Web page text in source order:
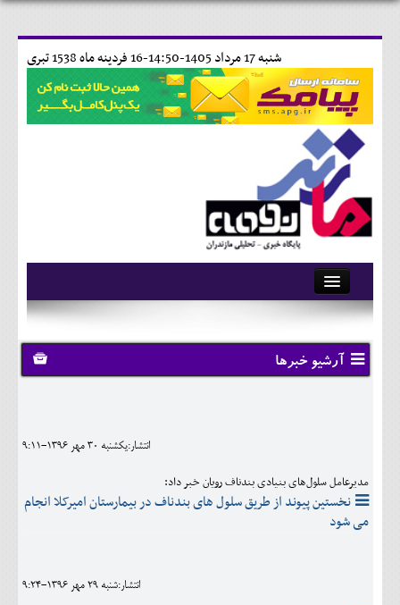
16 فردينه ماه 1538 تبری شنبه 17 مرداد 1405-14:50-
آرشیو
تماس با ما
وبلاگ
کلینیک
حقوقی
آرشیو خبرها
انتشار:يکشنبه 30 مهر 1396-9:11
مدیرعامل سلول‌های بنیادی بندناف رویان خبر داد:
نخستین پیوند از طریق سلول های بندناف در بیمارستان امیرکلا انجام
می شود
انتشار:شنبه 29 مهر 1396-9:24